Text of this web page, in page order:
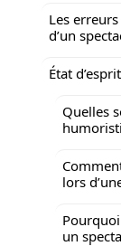
Les
d’un
État
Quelles
lors
un